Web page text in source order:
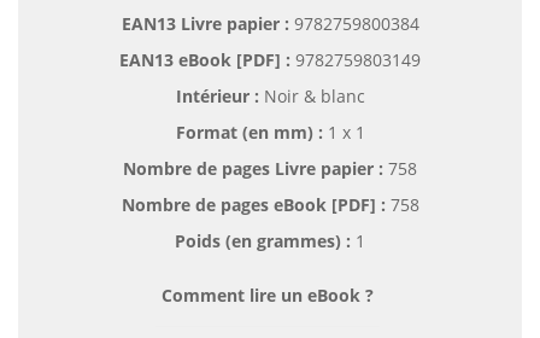
EAN13 Livre papier : 9782759800384
EAN13 eBook [PDF] : 9782759803149
Intérieur : Noir & blanc
Format (en mm) : 1 x 1
Nombre de pages Livre papier : 758
Nombre de pages eBook [PDF] : 758
Poids (en grammes) : 1
Comment lire un eBook ?